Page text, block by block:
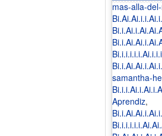
mas-alla-
samantha-
Aprendiz,